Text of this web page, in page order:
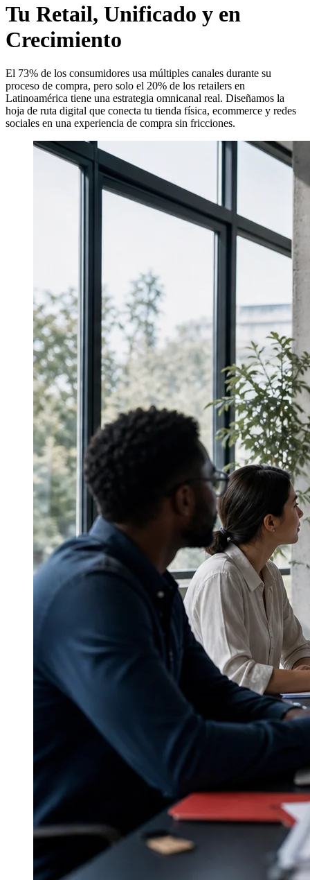
Tu Retail, Unificado y en
Crecimiento
El 73% de los consumidores usa múltiples canales durante su
proceso de compra, pero solo el 20% de los retailers en
Latinoamérica tiene una estrategia omnicanal real. Diseñamos la
hoja de ruta digital que conecta tu tienda física, ecommerce y redes
sociales en una experiencia de compra sin fricciones.